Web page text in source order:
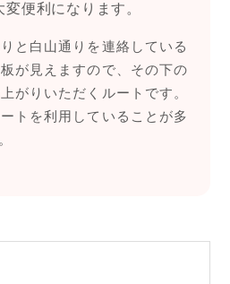
便利になります。
と白山通りを連絡している
が見えますので、その下の
がりいただくルートです。
トを利用していることが多